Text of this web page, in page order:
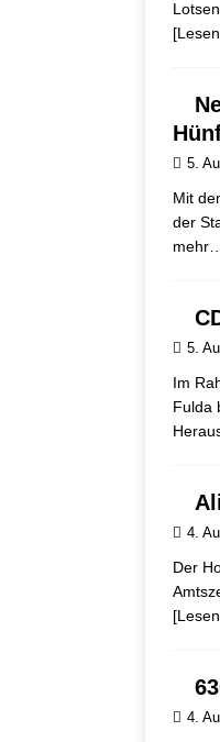
5.
Mit
der
5.
Im
Fulda
4.
Der
4.